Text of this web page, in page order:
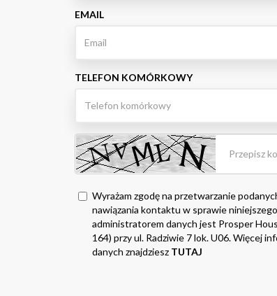
EMAIL
TELEFON KOMÓRKOWY
Wyrażam zgodę na przetwarzanie
nawiązania kontaktu w sprawie
administratorem danych jest Prosper
164) przy ul. Radziwie 7 lok. U06. Więcej
danych znajdziesz TUTAJ